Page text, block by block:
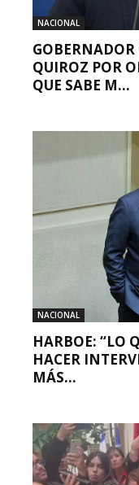
NACIONAL
QUIROZ POR
QUE SABE M...
NACIONAL
HARBOE: “LO
HACER
MÁS...